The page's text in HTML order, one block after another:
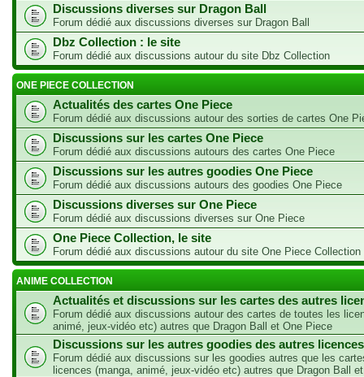
Discussions diverses sur Dragon Ball
Forum dédié aux discussions diverses sur Dragon Ball
Dbz Collection : le site
Forum dédié aux discussions autour du site Dbz Collection
ONE PIECE COLLECTION
Actualités des cartes One Piece
Forum dédié aux discussions autour des sorties de cartes One
Discussions sur les cartes One Piece
Forum dédié aux discussions autours des cartes One Piece
Discussions sur les autres goodies One Piece
Forum dédié aux discussions autours des goodies One Piece
Discussions diverses sur One Piece
Forum dédié aux discussions diverses sur One Piece
One Piece Collection, le site
Forum dédié aux discussions autour du site One Piece Collection
ANIME COLLECTION
Actualités et discussions sur les cartes des autres
Forum dédié aux discussions autour des cartes de toutes les
animé, jeux-vidéo etc) autres que Dragon Ball et One Piece
Discussions sur les autres goodies des autres licences
Forum dédié aux discussions sur les goodies autres que les
licences (manga, animé, jeux-vidéo etc) autres que Dragon Ball